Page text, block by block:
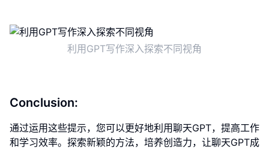
利用GPT写作深入探索不同视角
Conclusion:
通过运用这些提示，您可以更好地利用聊天GPT，提高工作
和学习效率。探索新颖的方法，培养创造力，让聊天GPT成